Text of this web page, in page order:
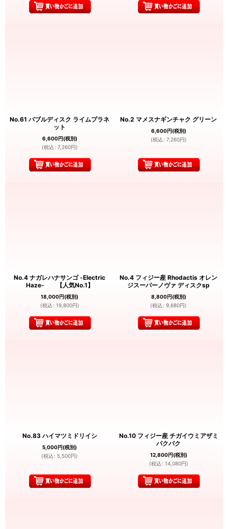
No.61 バブルディスク ライムプラネ
ット
6,600円(税別)
(税込 : 7,260円)
No.2 マメスナギンチャク グリーン
6,600円(税別)
(税込 : 7,260円)
No.4 ナガレハナサンゴ -Electric
Haze- 【人気No.1】
18,000円(税別)
(税込 : 19,800円)
No.4 フィジー産 Rhodactis オレン
ジスーパーノヴァ ディスクsp
8,800円(税別)
(税込 : 9,680円)
No.83 ハイマツミドリイシ
5,000円(税別)
(税込 : 5,500円)
No.10 フィジー産 チガイウミアザミ
パクパク
12,800円(税別)
(税込 : 14,080円)